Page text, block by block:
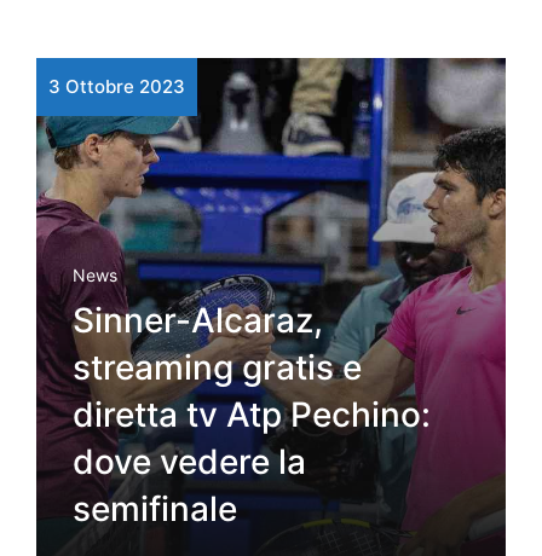
3 Ottobre 2023
News
Sinner-Alcaraz,
streaming gratis e
diretta tv Atp Pechino:
dove vedere la
semifinale